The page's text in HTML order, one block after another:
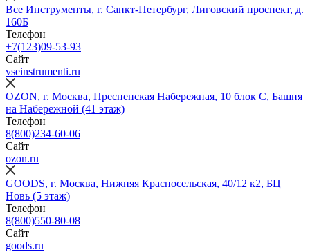
Все Инструменты, г. Санкт-Петербург, Лиговский проспект, д.
160Б
Телефон
+7(123)09-53-93
Сайт
vseinstrumenti.ru
OZON, г. Москва, Пресненская Набережная, 10 блок С, Башня
на Набережной (41 этаж)
Телефон
8(800)234-60-06
Сайт
ozon.ru
GOODS, г. Москва, Нижняя Красносельская, 40/12 к2, БЦ
Новь (5 этаж)
Телефон
8(800)550-80-08
Сайт
goods.ru